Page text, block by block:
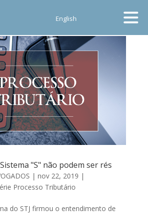
English
"S" não podem ser rés
| nov 22, 2019 |
Processo Tributário
do STJ firmou o entendimento de